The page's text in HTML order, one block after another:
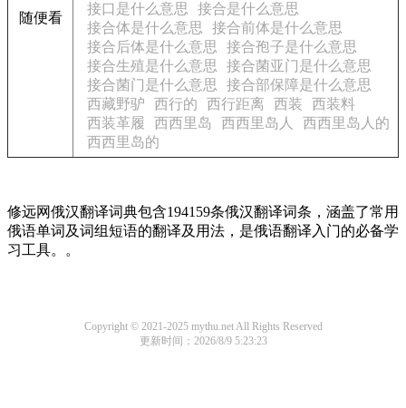
随便看
接口是什么意思
接合是什么意思
接合体是什么意思
接合前体是什么意思
接合后体是什么意思
接合孢子是什么意思
接合生殖是什么意思
接合菌亚门是什么意思
接合菌门是什么意思
接合部保障是什么意思
西藏野驴
西行的 西行距离 西装
西装料
西装革履
西西里岛 西西里岛人
西西里岛人的
西西里岛的
修远网俄汉翻译词典包含194159条俄汉翻译词条，涵盖了常用
俄语单词及词组短语的翻译及用法，是俄语翻译入门的必备学
习工具。。
Copyright © 2021-2025 mythu.net All Rights Reserved
更新时间：2026/8/9 5:23:23